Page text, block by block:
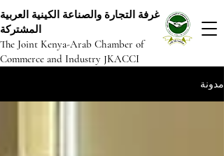
غرفة التجارة والصناعة الكينية العربية
المشتركة
The Joint Kenya-Arab Chamber of
Commerce and Industry JKACCI
مدونة